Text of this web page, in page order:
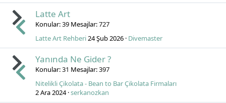
Latte Art
Konular 39 Mesajlar 727
Latte Art Rehberi24 Şub 2026 Divemaster
Yanında Ne Gider ?
Konular 31 Mesajlar 397
Nitelikli Çikolata - Bean to Bar Çikolata Firmaları
2 Ara 2024 serkanozkan